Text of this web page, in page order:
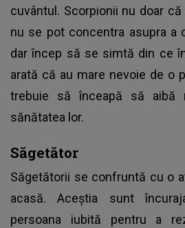
cuvântul. Scorpionii nu doar
nu se pot concentra asupra a
dar încep să se simtă din ce
arată că au mare nevoie de o
trebuie să înceapă să aibă
sănătatea lor.
Săgetător
Săgetătorii se confruntă cu o
acasă. Aceștia sunt
persoana iubită pentru a